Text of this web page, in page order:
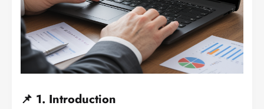
📌 1. Introduction